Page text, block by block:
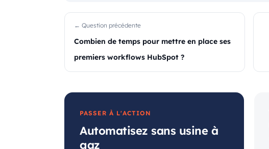
← Question précédente
Combien de temps pour mettre en place ses
premiers workflows HubSpot ?
PASSER À L'ACTION
Automatisez sans usine à
gaz